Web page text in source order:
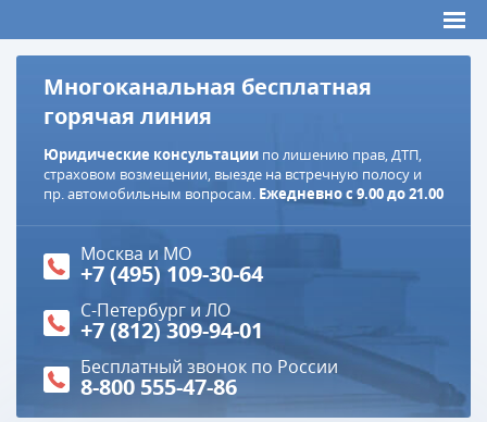
Многоканальная бесплатная
горячая линия
Юридические консультации по лишению прав, ДТП,
страховом возмещении, выезде на встречную полосу и
пр. автомобильным вопросам. Ежедневно с 9.00 до 21.00
Москва и МО
+7 (495) 109-30-64
С-Петербург и ЛО
+7 (812) 309-94-01
Бесплатный звонок по России
8-800 555-47-86